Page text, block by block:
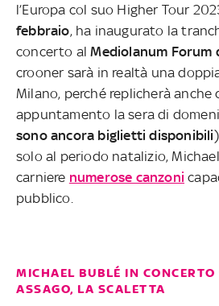
l’Europa col suo Higher Tour
febbraio, ha inaugurato la
concerto alMediolanum Forum
crooner sarà in realtà una
Milano, perché replicherà anche
appuntamento la sera di
sono ancora biglietti disponibili
solo al periodo natalizio,
carniere numerose canzoni
pubblico.
MICHAEL BUBLÉ IN
ASSAGO, LA SCALETTA